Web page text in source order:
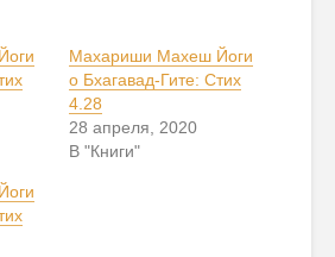
Махариши Махеш Йоги
о Бхагавад-Гите: Стих
4.28
28 апреля, 2020
В "Книги"